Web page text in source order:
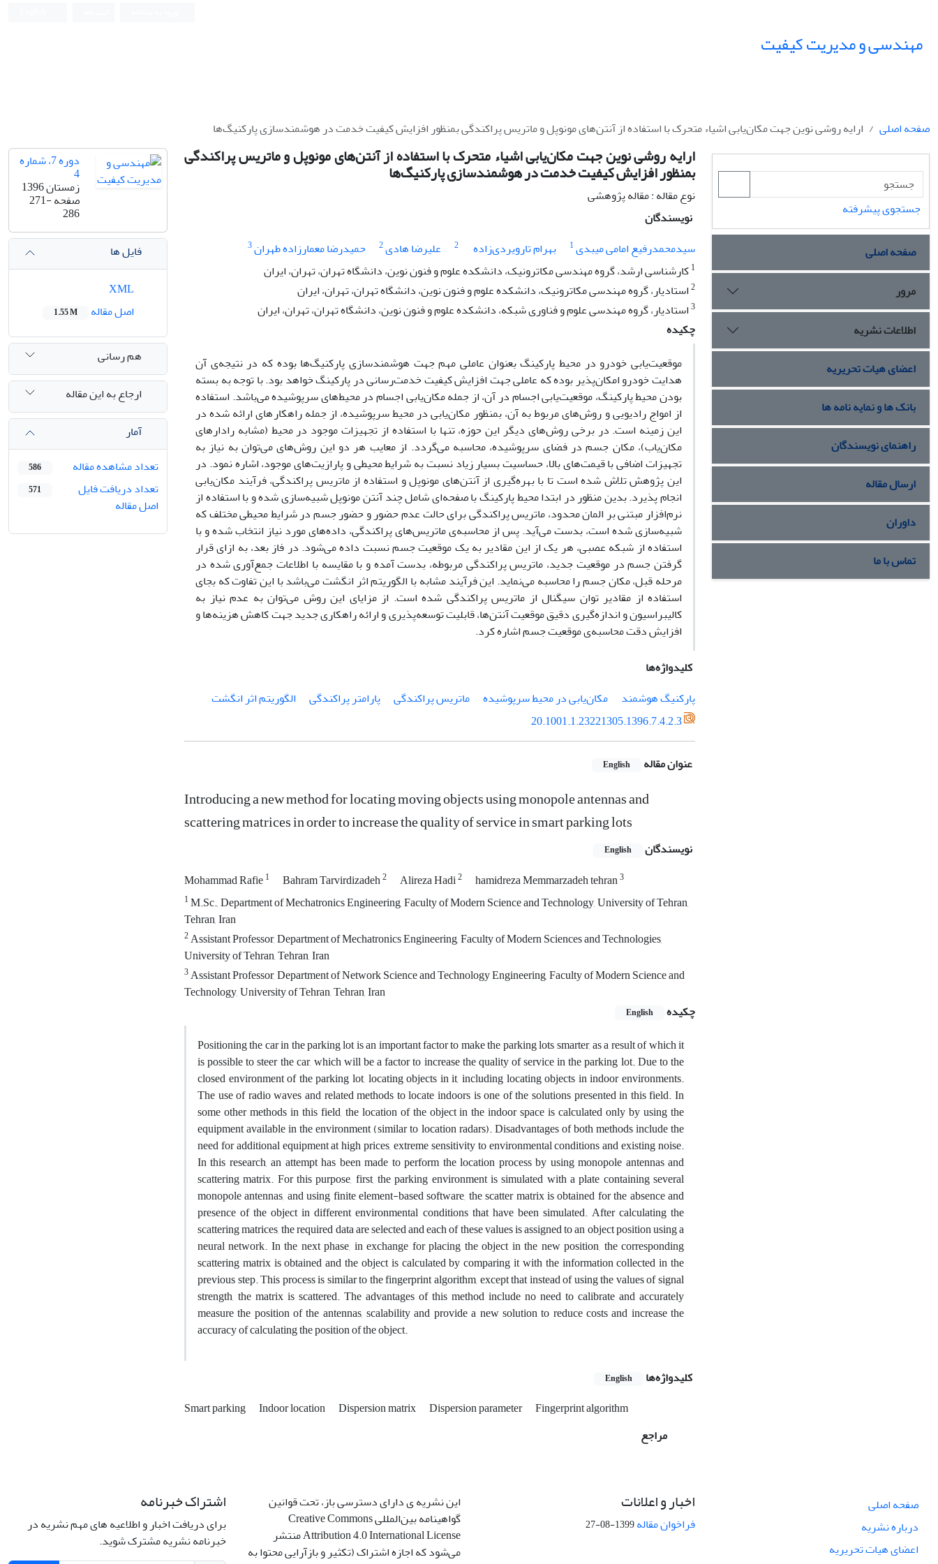
مهندسی و مدیریت کیفیت
صفحه اصلی ارایه روشی نوین جهت مکان‌یابی اشیاء متحرک با استفاده از آنتن‌های مونوپل و ماتریس پراکندگی بمنظور افزایش کیفیت خدمت در هوشمندسازی پارکنیگ‌ها
ارایه روشی نوین جهت مکان‌یابی اشیاء متحرک با استفاده از آنتن‌های مونوپل و ماتریس پراکندگی
بمنظور افزایش کیفیت خدمت در هوشمندسازی پارکنیگ‌ها
نوع مقاله : مقاله پژوهشی
نویسندگان
سیدمحمدرفیع امامی میبدی1 بهرام تارویردی‌زاده 2 علیرضا هادی2 حمیدرضا معمارزاده طهران3
1کارشناسی ارشد، گروه مهندسی مکاترونیک، دانشکده علوم و فنون نوین، دانشگاه تهران، تهران، ایران
2استادیار، گروه مهندسی مکاترونیک، دانشکده علوم و فنون نوین، دانشگاه تهران، تهران، ایران
3استادیار، گروه مهندسی علوم و فناوری شبکه، دانشکده علوم و فنون نوین، دانشگاه تهران، تهران، ایران
چکیده
موقعیت‌یابی خودرو در محیط پارکینگ بعنوان عاملی مهم جهت هوشمندسازی پارکنیگ‌ها بوده که در نتیجه‌ی آن
هدایت خودرو امکان‌پذیر بوده که عاملی جهت افزایش کیفیت خدمت‌رسانی در پارکینگ خواهد بود. با توجه به بسته
بودن محیط پارکینگ، موقعیت‌یابی اجسام در آن، از جمله مکان‌یابی اجسام در محیط‌های سرپوشیده می‌باشد. استفاده
از امواج رادیویی و روش‌های مربوط به آن، بمنظور مکان‌یابی در محیط سرپوشیده، از جمله راهکارهای ارائه شده در
این زمینه است. در برخی روش‌های دیگر این حوزه، تنها با استفاده از تجهیزات موجود در محیط (مشابه رادارهای
مکان‌یاب)، مکان جسم در فضای سرپوشیده، محاسبه می‌گردد. از معایب هر دو این روش‌های می‌توان به نیاز به
تجهیزات اضافی با قیمت‌های بالا، حساسیت بسیار زیاد نسبت به شرایط محیطی و پارازیت‌های موجود، اشاره نمود. در
این پژوهش تلاش شده است تا با بهره‌گیری از آنتن‌های مونوپل و استفاده از ماتریس پراکندگی، فرآیند مکان‌یابی
انجام پذیرد. بدین منظور در ابتدا محیط پارکینگ با صفحه‌ای شامل چند آنتن مونوپل شبیه‌سازی شده و با استفاده از
نرم‌افزار مبتنی بر المان محدود، ماتریس پراکندگی برای حالت عدم حضور و حضور جسم در شرایط محیطی مختلف که
شبیه‌سازی شده است، بدست می‌آید. پس از محاسبه‌ی ماتریس‌های پراکندگی، داده‌های مورد نیاز انتخاب شده و با
استفاده از شبکه عصبی، هر یک از این مقادیر به یک موقعیت جسم نسبت داده می‌شود. در فاز بعد، به ازای قرار
گرفتن جسم در موقعیت جدید، ماتریس پراکندگی مربوطه، بدست آمده و با مقایسه با اطلاعات جمع‌آوری شده در
مرحله قبل، مکان جسم را محاسبه می‌نماید. این فرآیند مشابه با الگوریتم اثر انگشت می‌باشد با این تفاوت که بجای
استفاده از مقادیر توان سیگنال از ماتریس پراکندگی شده است. از مزایای این روش می‌توان به عدم نیاز به
کالیبراسیون و اندازه‌گیری دقیق موقعیت آنتن‌ها، قابلیت توسعه‌پذیری و ارائه راهکاری جدید جهت کاهش هزینه‌ها و
افزایش دقت محاسبه‌ی موقعیت جسم اشاره کرد.
کلیدواژه‌ها
پارکنیگ هوشمند
مکان‌یابی در محیط سرپوشیده ماتریس پراکندگی پارامتر پراکندگی
الگوریتم اثر انگشت
20.1001.1.23221305.1396.7.4.2.3
عنوان مقاله English
Introducing a new method for locating moving objects using monopole antennas and
scattering matrices in order to increase the quality of service in smart parking lots
نویسندگان English
Mohammad Rafie1 Bahram Tarvirdizadeh2 Alireza Hadi2 hamidreza Memmarzadeh tehran3
1M.Sc., Department of Mechatronics Engineering, Faculty of Modern Science and Technology, University of Tehran,
Tehran, Iran
2Assistant Professor, Department of Mechatronics Engineering, Faculty of Modern Sciences and Technologies,
University of Tehran, Tehran, Iran
3Assistant Professor, Department of Network Science and Technology Engineering, Faculty of Modern Science and
Technology, University of Tehran, Tehran, Iran
چکیده
English
Positioning the car in the parking lot is an important factor to make the parking lots smarter, as a result of which it
is possible to steer the car, which will be a factor to increase the quality of service in the parking lot. Due to the
closed environment of the parking lot, locating objects in it, including locating objects in indoor environments.
The use of radio waves and related methods to locate indoors is one of the solutions presented in this field. In
some other methods in this field, the location of the object in the indoor space is calculated only by using the
equipment available in the environment (similar to location radars). Disadvantages of both methods include the
need for additional equipment at high prices, extreme sensitivity to environmental conditions and existing noise.
In this research, an attempt has been made to perform the location process by using monopole antennas and
scattering matrix. For this purpose, first, the parking environment is simulated with a plate containing several
monopole antennas, and using finite element-based software, the scatter matrix is ​​obtained for the absence and
presence of the object in different environmental conditions that have been simulated. After calculating the
scattering matrices, the required data are selected and each of these values ​​is assigned to an object position using a
neural network. In the next phase, in exchange for placing the object in the new position, the corresponding
scattering matrix is ​​obtained and the object is calculated by comparing it with the information collected in the
previous step. This process is similar to the fingerprint algorithm, except that instead of using the values ​​of signal
strength, the matrix is ​​scattered. The advantages of this method include no need to calibrate and accurately
measure the position of the antennas, scalability and provide a new solution to reduce costs and increase the
accuracy of calculating the position of the object.
کلیدواژه‌ها English
Smart parking Indoor location Dispersion matrix Dispersion parameter Fingerprint algorithm
مراجع
دوره 7، شماره
4
زمستان 1396
صفحه271-
286
فایل ها
اصل مقاله
1.55 M
هم رسانی
ارجاع به این مقاله
آمار
تعداد مشاهده مقاله
586
تعداد دریافت فایل
اصل مقاله
571
جستجوی پیشرفته
صفحه اصلی
مرور
اطلاعات نشریه
اعضای هیات تحریریه
بانک ها و نمایه نامه ها
راهنمای نویسندگان
ارسال مقاله
داوران
تماس با ما
صفحه اصلی
درباره نشریه
اعضای هیات تحریریه
اخبار و اعلانات
فراخوان مقاله1399-08-27
این نشریه ی دارای دسترسی باز، تحت قوانین
گواهینامه بین‌المللی Creative Commons
Attribution 4.0 International License منتشر
می‌شود که اجازه اشتراک (تکثیر و بازآرایی محتوا به
اشتراک خبرنامه
برای دریافت اخبار و اطلاعیه های مهم نشریه در
خبرنامه نشریه مشترک شوید.